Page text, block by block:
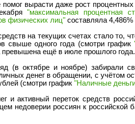
вырасти даже рост
"максимальная процентная
физических лиц" составляла 4,486%
на текущих счетах стало то,
свыше одного года (смотри график
превышена ещё в июле прошлого года.
(в октябре и ноябре) забирали
денег в обращении, с учётом
(смотри график "Наличные
и активный переток средств
недоверии россиян к российской